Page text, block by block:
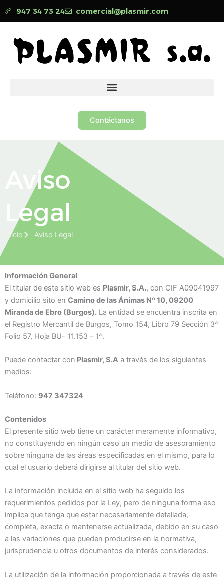
947 34 73 24 comercial@plasmir.com
Contáctanos
Aviso
Legal
Inicio Aviso Legal
Información General
El titular de este sitio web es Plasmir, S.A., con CIF A09041997
y domicilio sito en Camino de las Ánimas Nº 10, 09200
Miranda de Ebro (Burgos). La entidad se encuentra inscrita en
el Registro Mercantil de Burgos, Tomo 154, Libro 79 Sección 3ª
Folio 57, Hoja BU- 11.153 – 1ª.
Puede contactar con Plasmir, S.A a través de los siguientes
medios:
Teléfono: 947 347324
Contenidos
El presente sitio web tiene un carácter meramente informativo,
no constituyendo en ningún caso un medio de asesoramiento
sobre ninguna de las áreas especificadas en el mismo, para lo
cual el usuario deberá dirigirse al titular del sitio web.
La información incluida en el sitio web ha seguido los
requerimientos pedidos por la Ley, pero de ninguna forma eso
implica que tenga que estar necesariamente detallada,
completa, exacta o mantenerse actualizada, debido en su caso
a las variaciones que pueden producirse en la normativa,
jurisprudencia u otros documentos de interés considerados.
La utilización de la información proporcionada a través de este